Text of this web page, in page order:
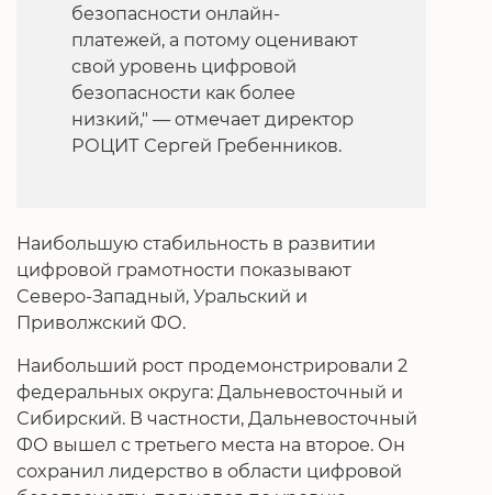
безопасности онлайн-
платежей, а потому оценивают
свой уровень цифровой
безопасности как более
низкий," — отмечает директор
РОЦИТ Сергей Гребенников.
Наибольшую стабильность в развитии
цифровой грамотности показывают
Северо-Западный, Уральский и
Приволжский ФО.
Наибольший рост продемонстрировали 2
федеральных округа: Дальневосточный и
Сибирский. В частности, Дальневосточный
ФО вышел с третьего места на второе. Он
сохранил лидерство в области цифровой